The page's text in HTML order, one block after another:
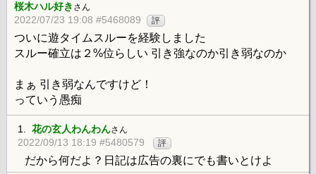
桜木ハル好き さん
2022/07/23 19:08 #5468089 評
ついに遊タイムスルーを経験しました
スルー確立は２%位らしい 引き強なのか引き弱なのか
まぁ 引き弱なんですけど！
っていう愚痴
1. 花の玄人わんわんさん
2022/09/13 18:19 #5480579 評
だから何だよ？日記は広告の裏にでも書いとけよ